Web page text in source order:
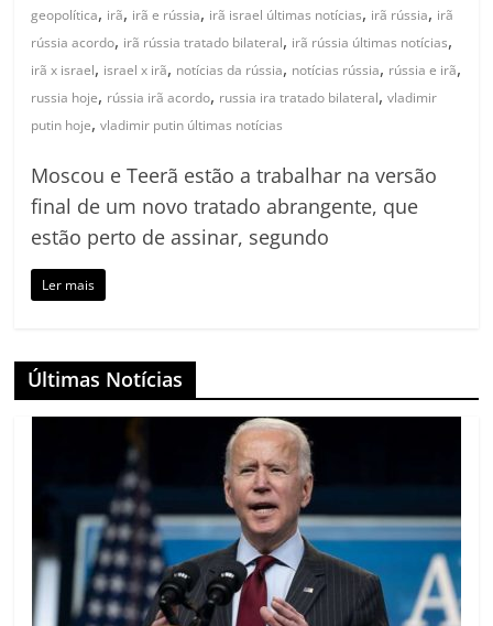
geopolítica, irã, irã e rússia, irã israel últimas notícias, irã rússia, irã
rússia acordo, irã rússia tratado bilateral, irã rússia últimas notícias,
irã x israel, israel x irã, notícias da rússia, notícias rússia, rússia e irã,
russia hoje, rússia irã acordo, russia ira tratado bilateral,vladimir
putin hoje,vladimir putin últimas notícias
Moscou e Teerã estão a trabalhar na versão
final de um novo tratado abrangente, que
estão perto de assinar, segundo
Ler mais
Últimas Notícias